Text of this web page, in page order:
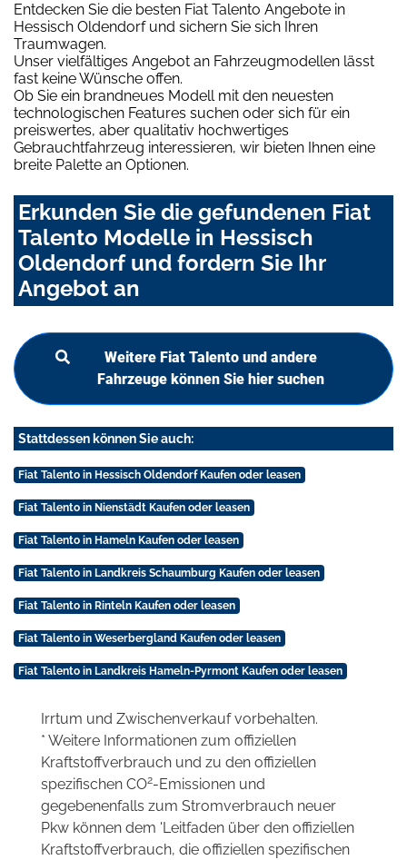
Entdecken Sie die besten Fiat Talento Angebote in
Hessisch Oldendorf und sichern Sie sich Ihren
Traumwagen.
Unser vielfältiges Angebot an Fahrzeugmodellen lässt
fast keine Wünsche offen.
Ob Sie ein brandneues Modell mit den neuesten
technologischen Features suchen oder sich für ein
preiswertes, aber qualitativ hochwertiges
Gebrauchtfahrzeug interessieren, wir bieten Ihnen eine
breite Palette an Optionen.
Erkunden Sie die gefundenen Fiat
Talento Modelle in Hessisch
Oldendorf und fordern Sie Ihr
Angebot an
Weitere Fiat Talento und andere
Fahrzeuge können Sie hier suchen
Stattdessen können Sie auch:
Fiat Talento in Hessisch Oldendorf Kaufen oder leasen
Fiat Talento in Nienstädt Kaufen oder leasen
Fiat Talento in Hameln Kaufen oder leasen
Fiat Talento in Landkreis Schaumburg Kaufen oder leasen
Fiat Talento in Rinteln Kaufen oder leasen
Fiat Talento in Weserbergland Kaufen oder leasen
Fiat Talento in Landkreis Hameln-Pyrmont Kaufen oder leasen
Irrtum und Zwischenverkauf vorbehalten.
* Weitere Informationen zum offiziellen
Kraftstoffverbrauch und zu den offiziellen
spezifischen CO2-Emissionen und
gegebenenfalls zum Stromverbrauch neuer
Pkw können dem 'Leitfaden über den offiziellen
Kraftstoffverbrauch, die offiziellen spezifischen